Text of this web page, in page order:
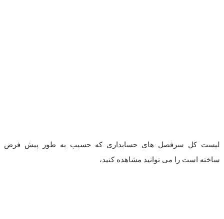
لیست کل سرفصل های حسابداری که حسیب به طور پیش فرض
ساخته است را می توانید مشاهده کنید،